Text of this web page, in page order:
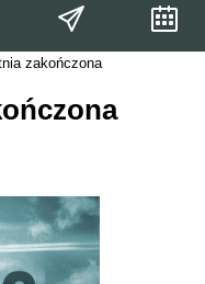
zakończona